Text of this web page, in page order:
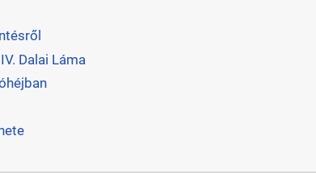
Dalai Láma